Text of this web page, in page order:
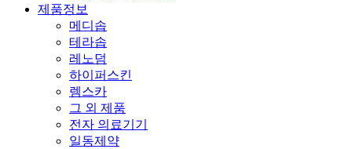
제품정보
메디솝
테라솝
레노덤
하이퍼스킨
렘스카
그 외 제품
전자 의료기기
일동제약